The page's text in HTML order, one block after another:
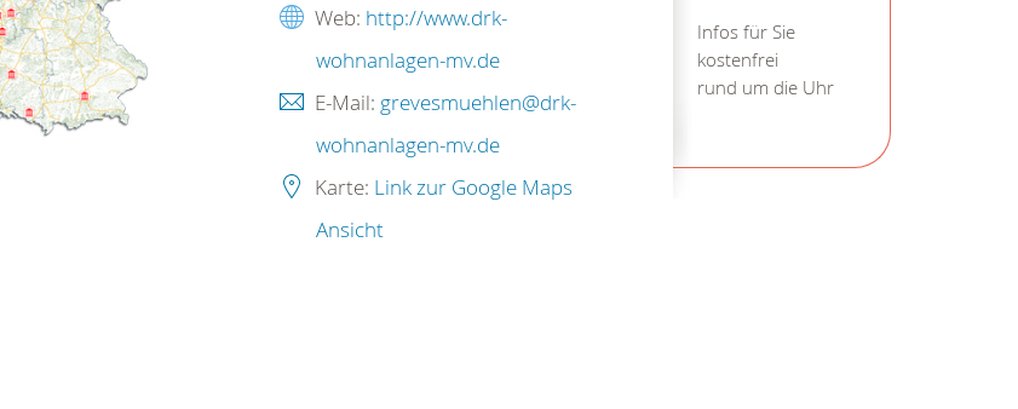
Infos für Sie
kostenfrei
rund um die Uhr
Web: http://www.drk-
wohnanlagen-mv.de
E-Mail: grevesmuehlen@drk-
wohnanlagen-mv.de
Karte: Link zur Google Maps
Ansicht